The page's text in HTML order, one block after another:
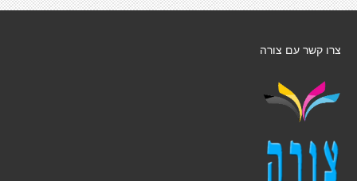
צרו קשר עם צורה